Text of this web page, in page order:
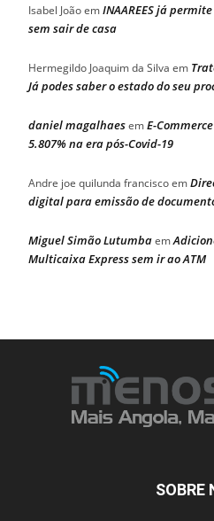
Isabel JoãoemINAAREES já
sem sair de casa
Hermegildo Joaquim da Silva em
Já podes saber o estado do seu
daniel magalhaesemE-
5.807% na era pós-Covid-19
Andre joe quilunda franciscoem
digital para emissão de
Miguel Simão Lutumbaem
Multicaixa Express sem ir ao ATM
SOBRE